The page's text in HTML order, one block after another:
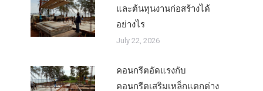
และต้นทุนงานก่อสร้างได้
อย่างไร
July 22, 2026
คอนกรีตอัดแรงกับ
คอนกรีตเสริมเหล็กแตกต่าง